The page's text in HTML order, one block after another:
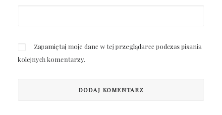
Zapamiętaj moje dane w tej przeglądarce podczas pisania
kolejnych komentarzy.